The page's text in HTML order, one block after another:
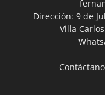
Dirección: 9 de
Villa